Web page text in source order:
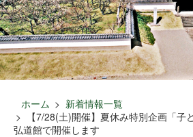
ホーム
新着情報一覧
【7/28(土)開催】夏休み特別企画「子
弘道館で開催します